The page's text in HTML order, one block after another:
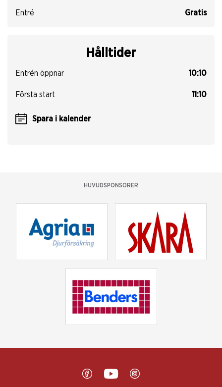
Entré Gratis
Hålltider
Entrén öppnar 10:10
Första start 11:10
Spara i kalender
HUVUDSPONSORER